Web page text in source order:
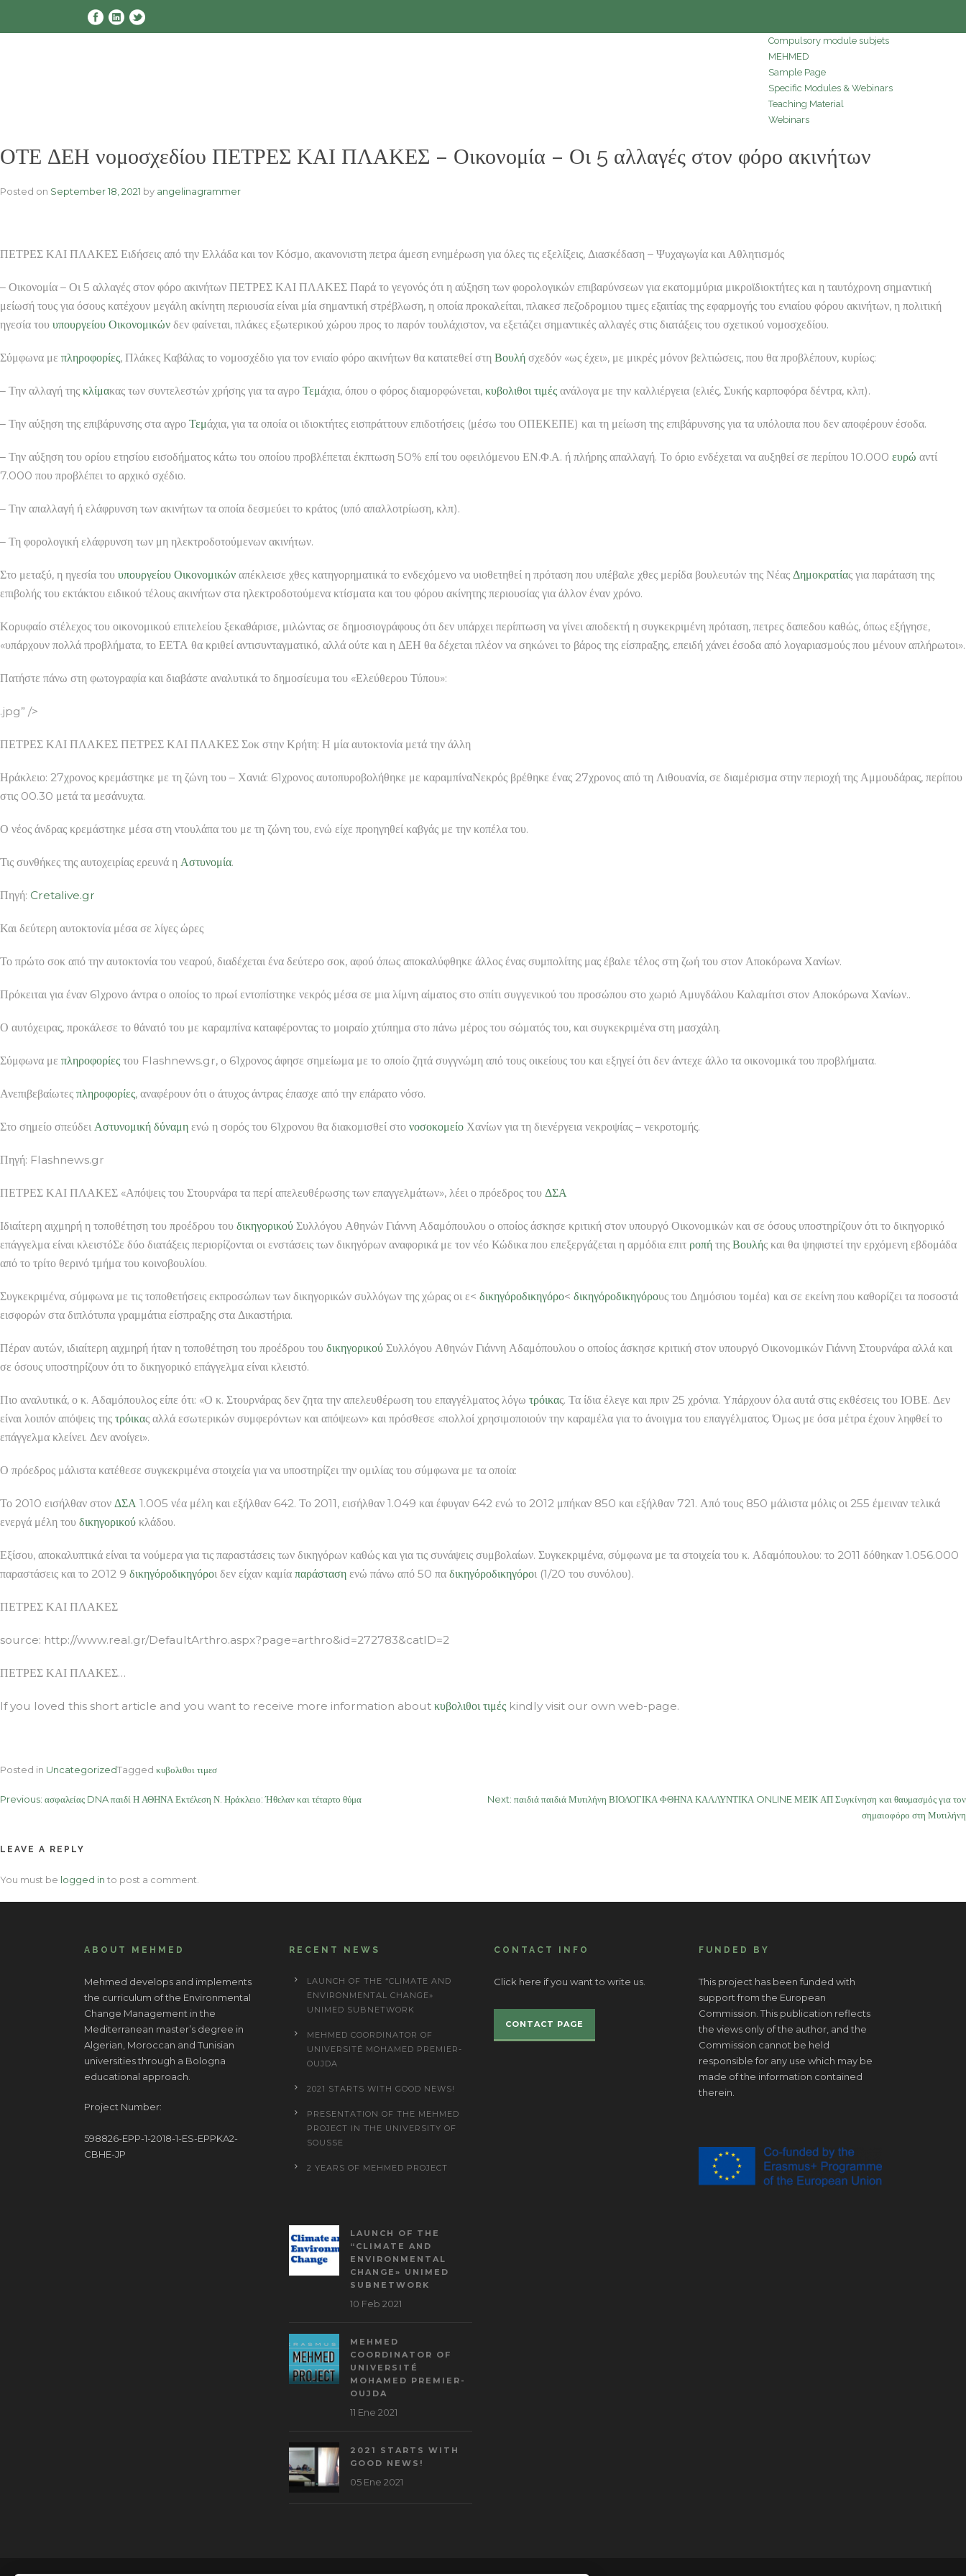
Compulsory module subjets
MEHMED
Sample Page
Specific Modules & Webinars
Teaching Material
Webinars
ΟΤΕ ΔΕΗ νομοσχεδίου ΠΕΤΡΕΣ ΚΑΙ ΠΛΑΚΕΣ – Οικονομία – Οι 5 αλλαγές στον φόρο ακινήτων
Posted on September 18, 2021 by angelinagrammer
ΠΕΤΡΕΣ ΚΑΙ ΠΛΑΚΕΣ Ειδήσεις από την Ελλάδα και τον Κόσμο, ακανονιστη πετρα άμεση ενημέρωση για όλες τις εξελίξεις, Διασκέδαση – Ψυχαγωγία και Αθλητισμός
– Οικονομία – Οι 5 αλλαγές στον φόρο ακινήτων ΠΕΤΡΕΣ ΚΑΙ ΠΛΑΚΕΣ Παρά το γεγονός ότι η αύξηση των φορολογικών επιβαρύνσεων για εκατομμύρια μικροϊδιοκτήτες και η ταυτόχρονη σημαντική
μείωσή τους για όσους κατέχουν μεγάλη ακίνητη περιουσία είναι μία σημαντική στρέβλωση, η οποία προκαλείται, πλακεσ πεζοδρομιου τιμες εξαιτίας της εφαρμογής του ενιαίου φόρου ακινήτων, η πολιτική
ηγεσία του υπουργείου Οικονομικών δεν φαίνεται, πλάκες εξωτερικού χώρου προς το παρόν τουλάχιστον, να εξετάζει σημαντικές αλλαγές στις διατάξεις του σχετικού νομοσχεδίου.
Σύμφωνα με πληροφορίες, Πλάκες Καβάλας το νομοσχέδιο για τον ενιαίο φόρο ακινήτων θα κατατεθεί στη Βουλή σχεδόν «ως έχει», με μικρές μόνον βελτιώσεις, που θα προβλέπουν, κυρίως:
– Την αλλαγή της κλίμακας των συντελεστών χρήσης για τα αγρο Τεμάχια, όπου ο φόρος διαμορφώνεται, κυβολιθοι τιμές ανάλογα με την καλλιέργεια (ελιές, Συκής καρποφόρα δέντρα, κλπ).
– Την αύξηση της επιβάρυνσης στα αγρο Τεμάχια, για τα οποία οι ιδιοκτήτες εισπράττουν επιδοτήσεις (μέσω του ΟΠΕΚΕΠΕ) και τη μείωση της επιβάρυνσης για τα υπόλοιπα που δεν αποφέρουν έσοδα.
– Την αύξηση του ορίου ετησίου εισοδήματος κάτω του οποίου προβλέπεται έκπτωση 50% επί του οφειλόμενου ΕΝ.Φ.Α. ή πλήρης απαλλαγή. Το όριο ενδέχεται να αυξηθεί σε περίπου 10.000 ευρώ αντί
7.000 που προβλέπει το αρχικό σχέδιο.
– Την απαλλαγή ή ελάφρυνση των ακινήτων τα οποία δεσμεύει το κράτος (υπό απαλλοτρίωση, κλπ).
– Τη φορολογική ελάφρυνση των μη ηλεκτροδοτούμενων ακινήτων.
Στο μεταξύ, η ηγεσία του υπουργείου Οικονομικών απέκλεισε χθες κατηγορηματικά το ενδεχόμενο να υιοθετηθεί η πρόταση που υπέβαλε χθες μερίδα βουλευτών της Νέας Δημοκρατίας για παράταση της
επιβολής του εκτάκτου ειδικού τέλους ακινήτων στα ηλεκτροδοτούμενα κτίσματα και του φόρου ακίνητης περιουσίας για άλλον έναν χρόνο.
Κορυφαίο στέλεχος του οικονομικού επιτελείου ξεκαθάρισε, μιλώντας σε δημοσιογράφους ότι δεν υπάρχει περίπτωση να γίνει αποδεκτή η συγκεκριμένη πρόταση, πετρες δαπεδου καθώς, όπως εξήγησε,
«υπάρχουν πολλά προβλήματα, το ΕΕΤΑ θα κριθεί αντισυνταγματικό, αλλά ούτε και η ΔΕΗ θα δέχεται πλέον να σηκώνει το βάρος της είσπραξης, επειδή χάνει έσοδα από λογαριασμούς που μένουν απλήρωτοι».
Πατήστε πάνω στη φωτογραφία και διαβάστε αναλυτικά το δημοσίευμα του «Ελεύθερου Τύπου»:
.jpg” />
ΠΕΤΡΕΣ ΚΑΙ ΠΛΑΚΕΣ ΠΕΤΡΕΣ ΚΑΙ ΠΛΑΚΕΣ Σοκ στην Κρήτη: Η μία αυτοκτονία μετά την άλλη
Ηράκλειο: 27χρονος κρεμάστηκε με τη ζώνη του – Χανιά: 61χρονος αυτοπυροβολήθηκε με καραμπίναΝεκρός βρέθηκε ένας 27χρονος από τη Λιθουανία, σε διαμέρισμα στην περιοχή της Αμμουδάρας, περίπου
στις 00.30 μετά τα μεσάνυχτα.
Ο νέος άνδρας κρεμάστηκε μέσα στη ντουλάπα του με τη ζώνη του, ενώ είχε προηγηθεί καβγάς με την κοπέλα του.
Τις συνθήκες της αυτοχειρίας ερευνά η Αστυνομία.
Πηγή: Cretalive.gr
Και δεύτερη αυτοκτονία μέσα σε λίγες ώρες
Το πρώτο σοκ από την αυτοκτονία του νεαρού, διαδέχεται ένα δεύτερο σοκ, αφού όπως αποκαλύφθηκε άλλος ένας συμπολίτης μας έβαλε τέλος στη ζωή του στον Αποκόρωνα Χανίων.
Πρόκειται για έναν 61χρονο άντρα ο οποίος το πρωί εντοπίστηκε νεκρός μέσα σε μια λίμνη αίματος στο σπίτι συγγενικού του προσώπου στο χωριό Αμυγδάλου Καλαμίτσι στον Αποκόρωνα Χανίων..
Ο αυτόχειρας, προκάλεσε το θάνατό του με καραμπίνα καταφέροντας το μοιραίο χτύπημα στο πάνω μέρος του σώματός του, και συγκεκριμένα στη μασχάλη.
Σύμφωνα με πληροφορίες του Flashnews.gr, ο 61χρονος άφησε σημείωμα με το οποίο ζητά συγγνώμη από τους οικείους του και εξηγεί ότι δεν άντεχε άλλο τα οικονομικά του προβλήματα.
Ανεπιβεβαίωτες πληροφορίες, αναφέρουν ότι ο άτυχος άντρας έπασχε από την επάρατο νόσο.
Στο σημείο σπεύδει Αστυνομική δύναμη ενώ η σορός του 61χρονου θα διακομισθεί στο νοσοκομείο Χανίων για τη διενέργεια νεκροψίας – νεκροτομής.
Πηγή: Flashnews.gr
ΠΕΤΡΕΣ ΚΑΙ ΠΛΑΚΕΣ «Απόψεις του Στουρνάρα τα περί απελευθέρωσης των επαγγελμάτων», λέει ο πρόεδρος του ΔΣΑ
Ιδιαίτερη αιχμηρή η τοποθέτηση του προέδρου του δικηγορικού Συλλόγου Αθηνών Γιάννη Αδαμόπουλου ο οποίος άσκησε κριτική στον υπουργό Οικονομικών και σε όσους υποστηρίζουν ότι το δικηγορικό
επάγγελμα είναι κλειστόΣε δύο διατάξεις περιορίζονται οι ενστάσεις των δικηγόρων αναφορικά με τον νέο Κώδικα που επεξεργάζεται η αρμόδια επιτ ροπή της Βουλής και θα ψηφιστεί την ερχόμενη εβδομάδα
από το τρίτο θερινό τμήμα του κοινοβουλίου.
Συγκεκριμένα, σύμφωνα με τις τοποθετήσεις εκπροσώπων των δικηγορικών συλλόγων της χώρας οι ε< δικηγόροδικηγόρο< δικηγόροδικηγόρους του Δημόσιου τομέα) και σε εκείνη που καθορίζει τα ποσοστά
εισφορών στα διπλότυπα γραμμάτια είσπραξης στα Δικαστήρια.
Πέραν αυτών, ιδιαίτερη αιχμηρή ήταν η τοποθέτηση του προέδρου του δικηγορικού Συλλόγου Αθηνών Γιάννη Αδαμόπουλου ο οποίος άσκησε κριτική στον υπουργό Οικονομικών Γιάννη Στουρνάρα αλλά και
σε όσους υποστηρίζουν ότι το δικηγορικό επάγγελμα είναι κλειστό.
Πιο αναλυτικά, ο κ. Αδαμόπουλος είπε ότι: «Ο κ. Στουρνάρας δεν ζητα την απελευθέρωση του επαγγέλματος λόγω τρόικας. Τα ίδια έλεγε και πριν 25 χρόνια. Υπάρχουν όλα αυτά στις εκθέσεις του ΙΟΒΕ. Δεν
είναι λοιπόν απόψεις της τρόικας αλλά εσωτερικών συμφερόντων και απόψεων» και πρόσθεσε «πολλοί χρησιμοποιούν την καραμέλα για το άνοιγμα του επαγγέλματος. Όμως με όσα μέτρα έχουν ληφθεί το
επάγγελμα κλείνει. Δεν ανοίγει».
Ο πρόεδρος μάλιστα κατέθεσε συγκεκριμένα στοιχεία για να υποστηρίζει την ομιλίας του σύμφωνα με τα οποία:
Το 2010 εισήλθαν στον ΔΣΑ 1.005 νέα μέλη και εξήλθαν 642. Το 2011, εισήλθαν 1.049 και έφυγαν 642 ενώ το 2012 μπήκαν 850 και εξήλθαν 721. Από τους 850 μάλιστα μόλις οι 255 έμειναν τελικά
ενεργά μέλη του δικηγορικού κλάδου.
Εξίσου, αποκαλυπτικά είναι τα νούμερα για τις παραστάσεις των δικηγόρων καθώς και για τις συνάψεις συμβολαίων. Συγκεκριμένα, σύμφωνα με τα στοιχεία του κ. Αδαμόπουλου: το 2011 δόθηκαν 1.056.000
παραστάσεις και το 2012 9 δικηγόροδικηγόροι δεν είχαν καμία παράσταση ενώ πάνω από 50 πα δικηγόροδικηγόροι (1/20 του συνόλου).
ΠΕΤΡΕΣ ΚΑΙ ΠΛΑΚΕΣ
source: http://www.real.gr/DefaultArthro.aspx?page=arthro&id=272783&catID=2
ΠΕΤΡΕΣ ΚΑΙ ΠΛΑΚΕΣ…
If you loved this short article and you want to receive more information about κυβολιθοι τιμές kindly visit our own web-page.
Posted in UncategorizedTagged κυβολιθοι τιμεσ
Post
Previous: ασφαλείας DNA παιδί Η ΑΘΗΝΑ Εκτέλεση Ν. Ηράκλειο: Ήθελαν και τέταρτο θύμα Next: παιδιά παιδιά Μυτιλήνη ΒΙΟΛΟΓΙΚΑ ΦΘΗΝΑ ΚΑΛΛΥΝΤΙΚΑ ONLINE ΜΕΙΚ ΑΠ Συγκίνηση και θαυμασμός για τον
σημαιοφόρο στη Μυτιλήνη
LEAVE A REPLY
You must be logged in to post a comment.
ABOUT MEHMED
Mehmed develops and implements
the curriculum of the Environmental
Change Management in the
Mediterranean master’s degree in
Algerian, Moroccan and Tunisian
universities through a Bologna
educational approach.
Project Number:
598826-EPP-1-2018-1-ES-EPPKA2-
CBHE-JP
RECENT NEWS
LAUNCH OF THE “CLIMATE AND
ENVIRONMENTAL CHANGE»
UNIMED SUBNETWORK
MEHMED COORDINATOR OF
UNIVERSITÉ MOHAMED PREMIER-
OUJDA
2021 STARTS WITH GOOD NEWS!
PRESENTATION OF THE MEHMED
PROJECT IN THE UNIVERSITY OF
SOUSSE
2 YEARS OF MEHMED PROJECT
LAUNCH OF THE
“CLIMATE AND
ENVIRONMENTAL
CHANGE» UNIMED
SUBNETWORK
10 Feb 2021
MEHMED
COORDINATOR OF
UNIVERSITÉ
MOHAMED PREMIER-
OUJDA
11 Ene 2021
2021 STARTS WITH
GOOD NEWS!
05 Ene 2021
CONTACT INFO
Click here if you want to write us.
CONTACT PAGE
FUNDED BY
This project has been funded with
support from the European
Commission. This publication reflects
the views only of the author, and the
Commission cannot be held
responsible for any use which may be
made of the information contained
therein.